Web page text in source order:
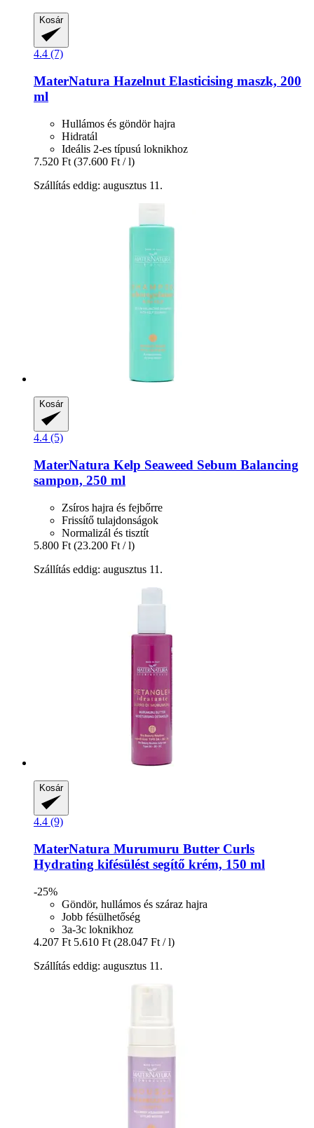
Kosár
4.4 (7)
MaterNatura Hazelnut Elasticising maszk, 200
ml
Hullámos és göndör hajra
Hidratál
Ideális 2-es típusú loknikhoz
7.520 Ft (37.600 Ft / l)
Szállítás eddig: augusztus 11.
Kosár
4.4 (5)
MaterNatura Kelp Seaweed Sebum Balancing
sampon, 250 ml
Zsíros hajra és fejbőrre
Frissítő tulajdonságok
Normalizál és tisztít
5.800 Ft (23.200 Ft / l)
Szállítás eddig: augusztus 11.
Kosár
4.4 (9)
MaterNatura Murumuru Butter Curls
Hydrating kifésülést segítő krém, 150 ml
-25%
Göndör, hullámos és száraz hajra
Jobb fésülhetőség
3a-3c loknikhoz
4.207 Ft 5.610 Ft (28.047 Ft / l)
Szállítás eddig: augusztus 11.